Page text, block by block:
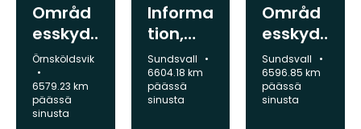
Områd
esskyd
dsinfor
mation,
Hemlin
gsån
Kunta:
Örnsköldsvik
6579.23 km
päässä
sinusta
Informa
tion,
Storber
get
Kunta:
Sundsvall
6604.18 km
päässä
sinusta
Områd
esskyd
dsinfor
mation,
Sundsjö
Kunta:
Sundsvall
6596.85 km
päässä
sinusta